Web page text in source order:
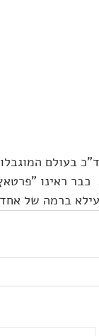
בעולם
כבר ראינו
ברמה של